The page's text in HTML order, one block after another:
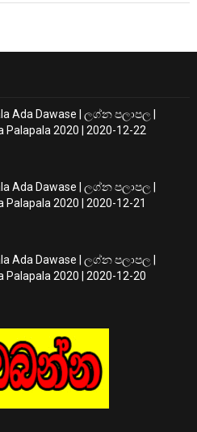
Ada Dawase | ලග්න පලාපල |
Palapala 2020 | 2020-12-22
Ada Dawase | ලග්න පලාපල |
Palapala 2020 | 2020-12-21
Ada Dawase | ලග්න පලාපල |
Palapala 2020 | 2020-12-20